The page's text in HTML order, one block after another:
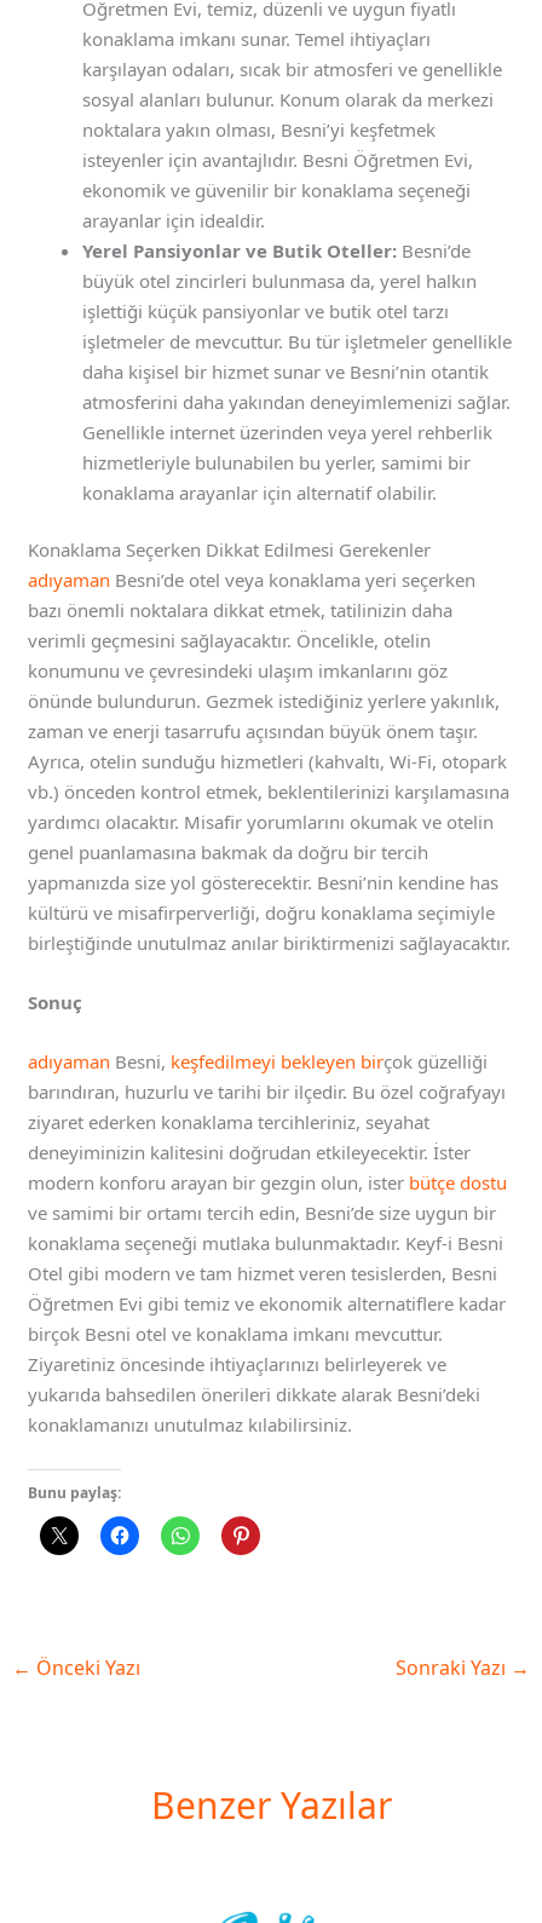
Öğretmen Evi, temiz, düzenli ve uygun fiyatlı
konaklama imkanı sunar. Temel ihtiyaçları
karşılayan odaları, sıcak bir atmosferi ve genellikle
sosyal alanları bulunur. Konum olarak da merkezi
noktalara yakın olması, Besni’yi keşfetmek
isteyenler için avantajlıdır. Besni Öğretmen Evi,
ekonomik ve güvenilir bir konaklama seçeneği
arayanlar için idealdir.
Yerel Pansiyonlar ve Butik Oteller: Besni’de
büyük otel zincirleri bulunmasa da, yerel halkın
işlettiği küçük pansiyonlar ve butik otel tarzı
işletmeler de mevcuttur. Bu tür işletmeler genellikle
daha kişisel bir hizmet sunar ve Besni’nin otantik
atmosferini daha yakından deneyimlemenizi sağlar.
Genellikle internet üzerinden veya yerel rehberlik
hizmetleriyle bulunabilen bu yerler, samimi bir
konaklama arayanlar için alternatif olabilir.
Konaklama Seçerken Dikkat Edilmesi Gerekenler
adıyaman Besni’de otel veya konaklama yeri seçerken
bazı önemli noktalara dikkat etmek, tatilinizin daha
verimli geçmesini sağlayacaktır. Öncelikle, otelin
konumunu ve çevresindeki ulaşım imkanlarını göz
önünde bulundurun. Gezmek istediğiniz yerlere yakınlık,
zaman ve enerji tasarrufu açısından büyük önem taşır.
Ayrıca, otelin sunduğu hizmetleri (kahvaltı, Wi-Fi, otopark
vb.) önceden kontrol etmek, beklentilerinizi karşılamasına
yardımcı olacaktır. Misafir yorumlarını okumak ve otelin
genel puanlamasına bakmak da doğru bir tercih
yapmanızda size yol gösterecektir. Besni’nin kendine has
kültürü ve misafirperverliği, doğru konaklama seçimiyle
birleştiğinde unutulmaz anılar biriktirmenizi sağlayacaktır.
Sonuç
adıyaman Besni, keşfedilmeyi bekleyen birçok güzelliği
barındıran, huzurlu ve tarihi bir ilçedir. Bu özel coğrafyayı
ziyaret ederken konaklama tercihleriniz, seyahat
deneyiminizin kalitesini doğrudan etkileyecektir. İster
modern konforu arayan bir gezgin olun, ister bütçe dostu
ve samimi bir ortamı tercih edin, Besni’de size uygun bir
konaklama seçeneği mutlaka bulunmaktadır. Keyf-i Besni
Otel gibi modern ve tam hizmet veren tesislerden, Besni
Öğretmen Evi gibi temiz ve ekonomik alternatiflere kadar
birçok Besni otel ve konaklama imkanı mevcuttur.
Ziyaretiniz öncesinde ihtiyaçlarınızı belirleyerek ve
yukarıda bahsedilen önerileri dikkate alarak Besni’deki
konaklamanızı unutulmaz kılabilirsiniz.
Bunu paylaş:
← Önceki Yazı Sonraki Yazı →
Benzer Yazılar